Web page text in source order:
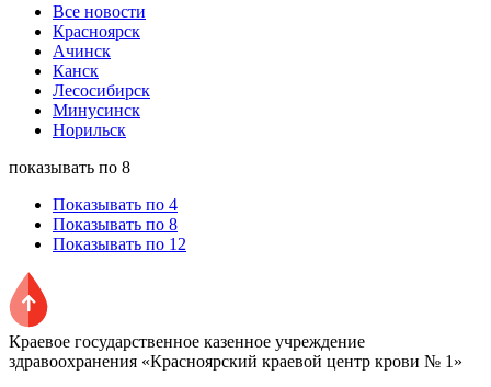
Все новости
Красноярск
Ачинск
Канск
Лесосибирск
Минусинск
Норильск
показывать по 8
Показывать по 4
Показывать по 8
Показывать по 12
Краевое государственное казенное учреждение
здравоохранения «Красноярский краевой центр крови № 1»